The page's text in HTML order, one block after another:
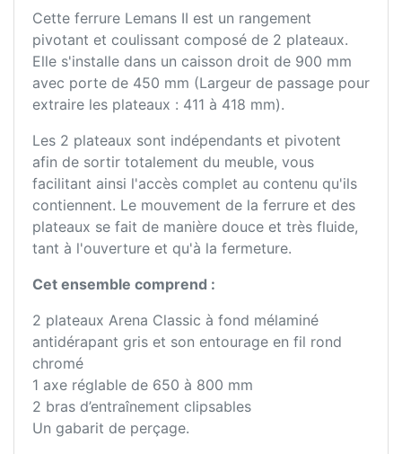
Cette ferrure Lemans II est un rangement
pivotant et coulissant composé de 2 plateaux.
Elle s'installe dans un caisson droit de 900 mm
avec porte de 450 mm (Largeur de passage pour
extraire les plateaux : 411 à 418 mm).
Les 2 plateaux sont indépendants et pivotent
afin de sortir totalement du meuble, vous
facilitant ainsi l'accès complet au contenu qu'ils
contiennent. Le mouvement de la ferrure et des
plateaux se fait de manière douce et très fluide,
tant à l'ouverture et qu'à la fermeture.
Cet ensemble comprend :
2 plateaux Arena Classic à fond mélaminé
antidérapant gris et son entourage en fil rond
chromé
1 axe réglable de 650 à 800 mm
2 bras d’entraînement clipsables
Un gabarit de perçage.